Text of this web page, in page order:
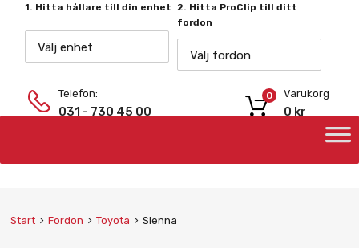
1. Hitta hållare till din enhet
Välj enhet
2. Hitta ProClip till ditt
fordon
Välj fordon
Telefon:
031 - 730 45 00
Varukorg
0 kr
0
Start Fordon Toyota Sienna